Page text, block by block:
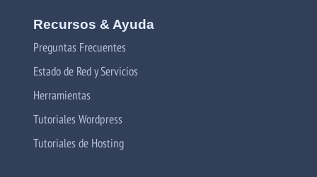
Recursos & Ayuda
Preguntas Frecuentes
Estado de Red y Servicios
Herramientas
Tutoriales Wordpress
Tutoriales de Hosting